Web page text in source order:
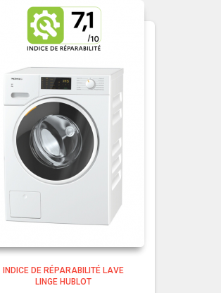
INDICE DE RÉPARABILITÉ LAVE
LINGE HUBLOT